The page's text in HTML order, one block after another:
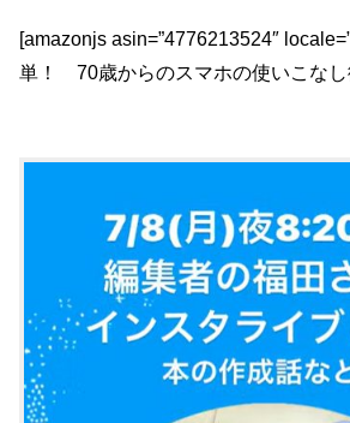
[amazonjs asin=”4776213524″
単！ 70歳からのスマホの使いこなし